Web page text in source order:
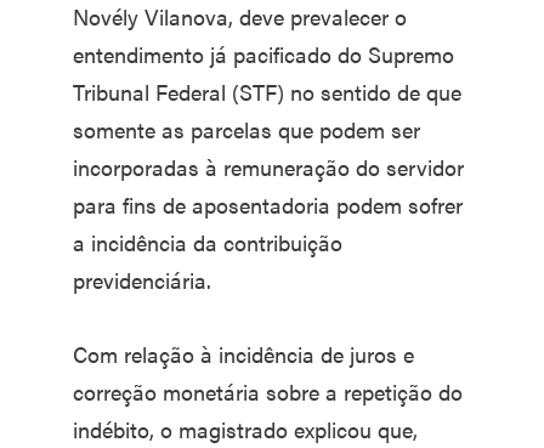
Novély Vilanova, deve prevalecer o
entendimento já pacificado do Supremo
Tribunal Federal (STF) no sentido de que
somente as parcelas que podem ser
incorporadas à remuneração do servidor
para fins de aposentadoria podem sofrer
a incidência da contribuição
previdenciária.
Com relação à incidência de juros e
correção monetária sobre a repetição do
indébito, o magistrado explicou que,